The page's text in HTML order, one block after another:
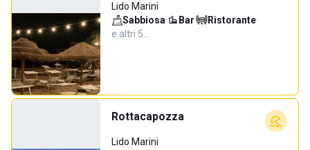
Lido Marini
Sabbiosa· Bar· Ristorante·
e altri 5…
Rottacapozza
Lido Marini